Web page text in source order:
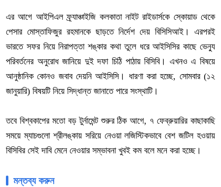
এর আগে আইপিএল ফ্র্যাঞ্চাইজি কলকাতা নাইট রাইডার্সকে স্কোয়াড থেকে
পেসার মোস্তাফিজুর রহমানকে ছাড়তে নির্দেশ দেয় বিসিসিআই। এরপরই
ভারতে সফর নিয়ে নিরাপত্তা শঙ্কার কথা তুলে ধরে আইসিসির কাছে ভেন্যু
পরিবর্তনের অনুরোধ জানিয়ে দুই দফা চিঠি পাঠায় বিসিবি। এখনও এ বিষয়ে
আনুষ্ঠানিক কোনও জবাব দেয়নি আইসিসি। ধারণা করা হচ্ছে, সোমবার (১২
জানুয়ারি) বিষয়টি নিয়ে সিদ্ধান্ত জানাতে পারে সংস্থাটি।
তবে বিশ্বকাপের মতো বড় টুর্নামেন্ট শুরুর ঠিক আগে, ৭ ফেব্রুয়ারির কাছাকাছি
সময়ে ম্যাচগুলো শ্রীলঙ্কায় সরিয়ে নেওয়া লজিস্টিকভাবে বেশ জটিল হওয়ায়
বিসিবির সেই দাবি মেনে নেওয়ার সম্ভাবনা খুবই কম বলে মনে করা হচ্ছে।
মন্তব্য করুন